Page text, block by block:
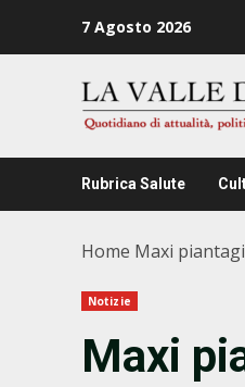
7 Agosto 2026
Rubrica Salute
Home Maxi
Notizie
Maxi